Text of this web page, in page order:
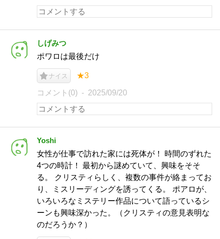
しげみつ
ポワロは最後だけ
ナイス ★3
コメント(0) 2025/09/20
Yoshi
女性が仕事で訪れた家には死体が！ 時間のずれた
4つの時計！ 最初から謎めていて、興味をそそ
る。 クリスティらしく、複数の事件が絡まってお
り、ミスリーディングを誘ってくる。 ポアロが、
いろいろなミステリー作品について語っているシ
ーンも興味深かった。（クリスティの意見表明な
のだろうか？）